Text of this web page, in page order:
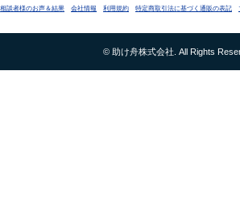
トーク スクリプト 営業 イン
トーク スクリプト テレアポ
保険 テレアポ スクリプト
相談者様のお声＆結果 会社情報 利用規約 特定商取引法に基づく通販の表記
© 助け舟株式会社. All Rights